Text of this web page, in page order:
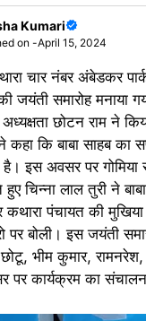
Kumari
on -April 15, 2024
चार नंबर अंबेडकर
जयंती समारोह मनाया
छोटन राम ने
कहा कि बाबा साहब का
है। इस अवसर पर
चिन्ना लाल तुरी ने
पंचायत की मुखिया
पर बोली। इस जयंती
भीम कुमार, रामनरेश,
कार्यक्रम का संचालन